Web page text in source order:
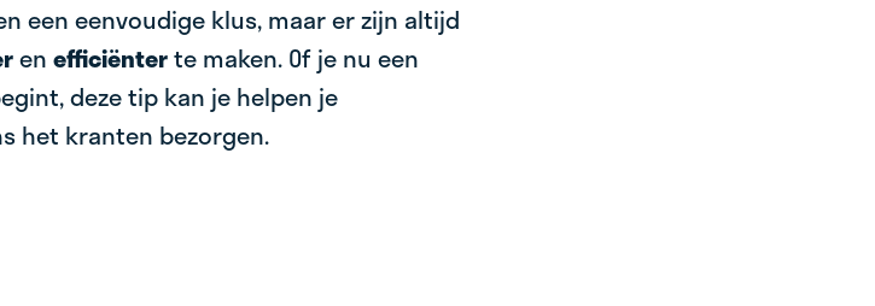
een eenvoudige klus, maar er zijn altijd
en efficiënterte maken. Of je nu een
deze tip kan je helpen je
het kranten bezorgen.